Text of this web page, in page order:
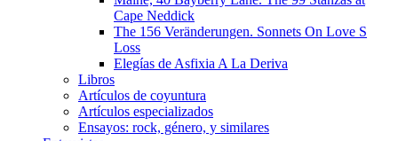
Cape Neddick
The 156 Veränderungen. Sonnets On Love S
Loss
Elegías de Asfixia A La Deriva
Libros
Artículos de coyuntura
Artículos especializados
Ensayos: rock, género, y similares